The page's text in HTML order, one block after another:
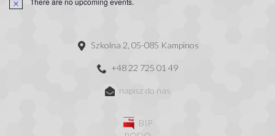
Szkolna 2, 05-085 Kampinos
+48 22 725 01 49
napisz do nas
BIP